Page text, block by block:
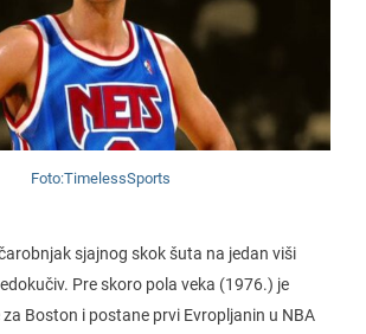
Foto:TimelessSports
sjajnog skok šuta na jedan viši
Pre skoro pola veka (1976.) je
Boston i postane prvi Evropljanin u NBA